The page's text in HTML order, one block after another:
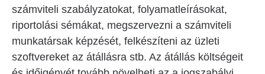
számviteli szabályzatokat, folyamatleírásokat,
riportolási sémákat, megszervezni a számviteli
munkatársak képzését, felkészíteni az üzleti
szoftvereket az átállásra stb. Az átállás költségeit